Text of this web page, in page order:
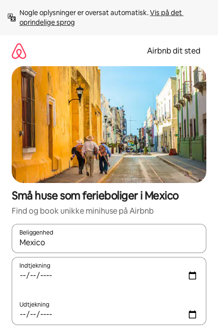
videre
Nogle oplysninger er oversat automatisk. Vis på det
oprindelige sprog
Airbnb dit sted
Små huse som ferieboliger i Mexico
Find og book unikke minihuse på Airbnb
Beliggenhed
Når resultaterne er tilgængelige, skal du navigere med
Indtjekning
Udtjekning